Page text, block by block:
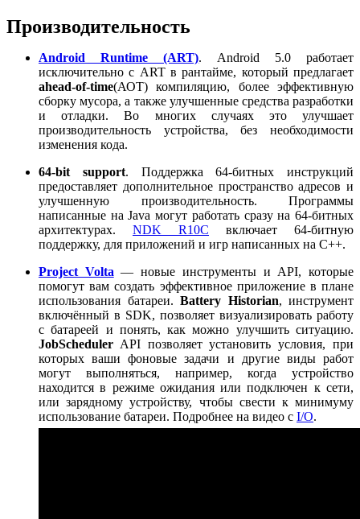
Производительность
Android Runtime (ART). Android 5.0 работает
исключительно с ART в рантайме, который предлагает
ahead-of-time(АОТ) компиляцию, более эффективную
сборку мусора, а также улучшенные средства разработки
и отладки. Во многих случаях это улучшает
производительность устройства, без необходимости
изменения кода.
64-bit support. Поддержка 64-битных инструкций
предоставляет дополнительное пространство адресов и
улучшенную производительность. Программы
написанные на Java могут работать сразу на 64-битных
архитектурах. NDK R10C включает 64-битную
поддержку, для приложений и игр написанных на C++.
Project Volta — новые инструменты и API, которые
помогут вам создать эффективное приложение в плане
использования батареи. Battery Historian, инструмент
включённый в SDK, позволяет визуализировать работу
с батареей и понять, как можно улучшить ситуацию.
JobScheduler API позволяет установить условия, при
которых ваши фоновые задачи и другие виды работ
могут выполняться, например, когда устройство
находится в режиме ожидания или подключен к сети,
или зарядному устройству, чтобы свести к минимуму
использование батареи. Подробнее на видео с I/O.